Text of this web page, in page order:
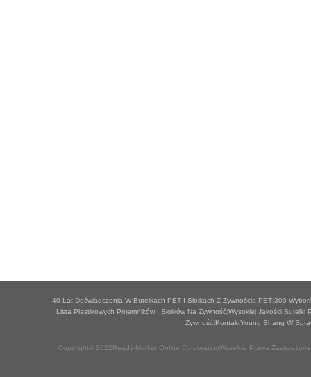
40 Lat Doświadczenia W Butelkach PET I Słoikach Z Żywnością PET|300
Lista Plastikowych Pojemników I Słoików Na Żywność|Wysokiej Jakości Butelki
Żywność|KontaktYoung Shang W
Copyright© 2022Ready-Market Online CorporationWszelkie Prawa